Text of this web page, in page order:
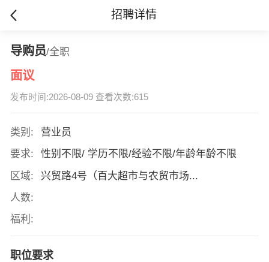
招聘详情
导购员/全职
面议
发布时间:2026-08-09 查看次数:615
类别:
营业员
要求:
性别不限/ 学历不限/经验不限/年龄年龄不限
区域:
兴贸路4号（百大超市与农贸市场...
人数:
福利:
职位要求